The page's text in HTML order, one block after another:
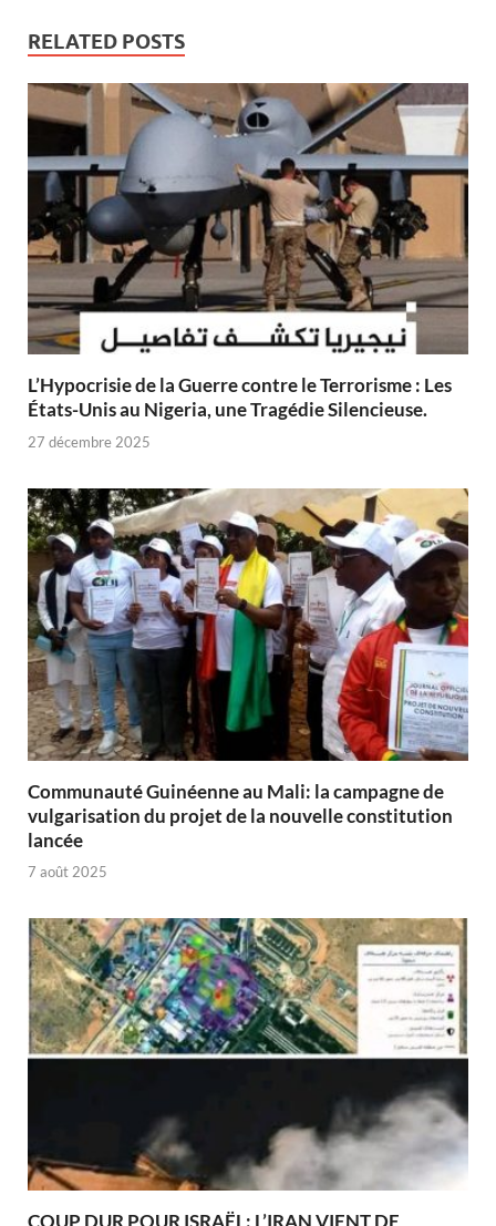
RELATED POSTS
L’Hypocrisie de la Guerre contre le Terrorisme : Les
États-Unis au Nigeria, une Tragédie Silencieuse.
27 décembre 2025
Communauté Guinéenne au Mali: la campagne de
vulgarisation du projet de la nouvelle constitution
lancée
7 août 2025
COUP DUR POUR ISRAËL: L’IRAN VIENT DE